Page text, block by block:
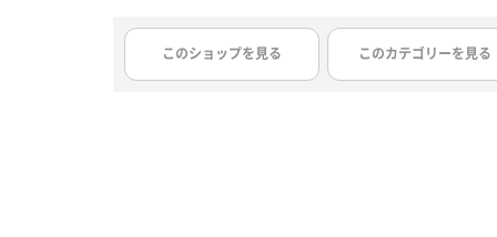
このショップを見る このカテゴリーを見る